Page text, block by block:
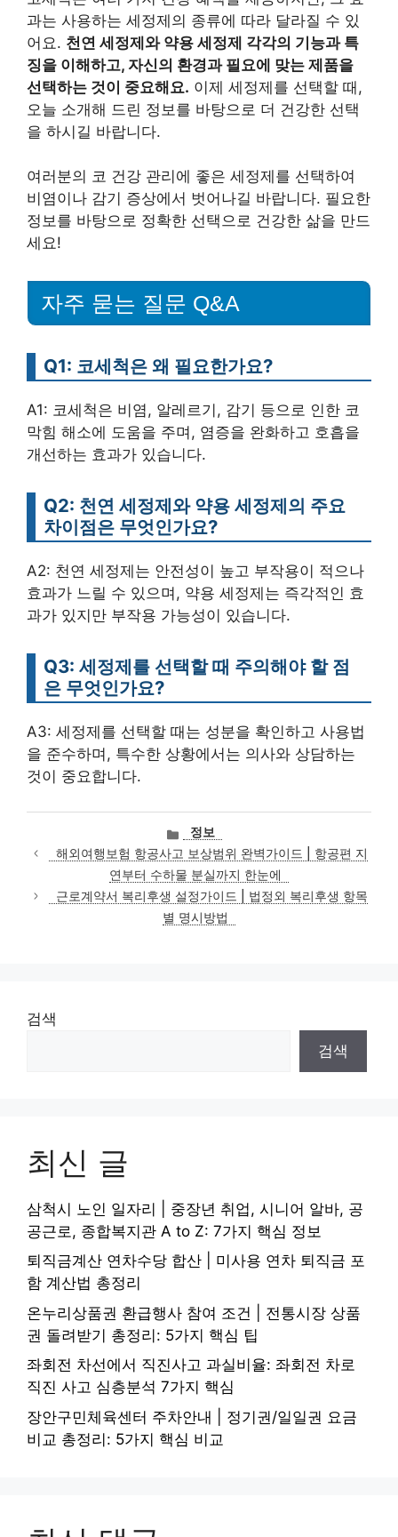
과는 사용하는 세정제의 종류에 따라 달라질 수 있
어요. 천연 세정제와 약용 세정제 각각의 기능과 특
징을 이해하고, 자신의 환경과 필요에 맞는 제품을
선택하는 것이 중요해요. 이제 세정제를 선택할 때,
오늘 소개해 드린 정보를 바탕으로 더 건강한 선택
을 하시길 바랍니다.
여러분의 코 건강 관리에 좋은 세정제를 선택하여
비염이나 감기 증상에서 벗어나길 바랍니다. 필요한
정보를 바탕으로 정확한 선택으로 건강한 삶을 만드
세요!
자주 묻는 질문 Q&A
Q1: 코세척은 왜 필요한가요?
A1: 코세척은 비염, 알레르기, 감기 등으로 인한 코
막힘 해소에 도움을 주며, 염증을 완화하고 호흡을
개선하는 효과가 있습니다.
Q2: 천연 세정제와 약용 세정제의 주요
차이점은 무엇인가요?
A2: 천연 세정제는 안전성이 높고 부작용이 적으나
효과가 느릴 수 있으며, 약용 세정제는 즉각적인 효
과가 있지만 부작용 가능성이 있습니다.
Q3: 세정제를 선택할 때 주의해야 할 점
은 무엇인가요?
A3: 세정제를 선택할 때는 성분을 확인하고 사용법
을 준수하며, 특수한 상황에서는 의사와 상담하는
것이 중요합니다.
카
테
고
리
정보
해외여행보험 항공사고 보상범위 완벽가이드 | 항공편 지
연부터 수하물 분실까지 한눈에
근로계약서 복리후생 설정가이드 | 법정외 복리후생 항목
별 명시방법
검색
검색
최신 글
삼척시 노인 일자리 | 중장년 취업, 시니어 알바, 공
공근로, 종합복지관 A to Z: 7가지 핵심 정보
퇴직금계산 연차수당 합산 | 미사용 연차 퇴직금 포
함 계산법 총정리
온누리상품권 환급행사 참여 조건 | 전통시장 상품
권 돌려받기 총정리: 5가지 핵심 팁
좌회전 차선에서 직진사고 과실비율: 좌회전 차로
직진 사고 심층분석 7가지 핵심
장안구민체육센터 주차안내 | 정기권/일일권 요금
비교 총정리: 5가지 핵심 비교